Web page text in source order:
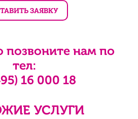
позвоните нам по
тел:
16 000 18
УСЛУГИ